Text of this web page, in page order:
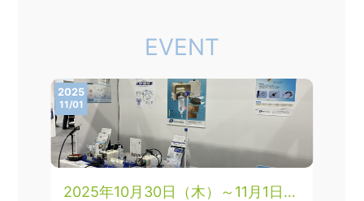
EVENT
2025
11/01
2025年10月30日（木）～11月1日…